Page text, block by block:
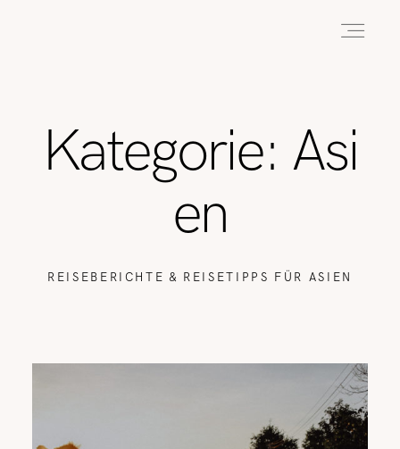
Kategorie: Asi
en
REISEBERICHTE & REISETIPPS FÜR ASIEN
ABOUT